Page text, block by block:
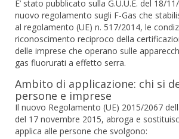
E’ stato pubblicato sulla G.U.U.E. del 18/
nuovo regolamento sugli F-Gas che
al regolamento (UE) n. 517/2014, le
riconoscimento reciproco della
delle imprese che operano sulle
gas fluorurati a effetto serra.
Ambito di applicazione: chi si
persone e imprese
Il nuovo Regolamento (UE) 2015/2067
del 17 novembre 2015, abroga e
applica alle persone che svolgono: